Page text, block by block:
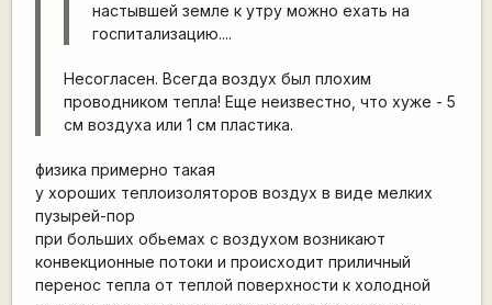
настывшей земле к утру можно ехать на
госпитализацию....
Несогласен. Всегда воздух был плохим
проводником тепла! Еще неизвестно, что хуже - 5
см воздуха или 1 см пластика.
физика примерно такая
у хороших теплоизоляторов воздух в виде мелких
пузырей-пор
при больших обьемах с воздухом возникают
конвекционные потоки и происходит приличный
перенос тепла от теплой поверхности к холодной